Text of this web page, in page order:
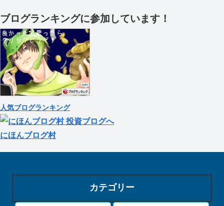
ブログランキングに参加しています！
人気ブログランキング
にほんブログ村
カテゴリー